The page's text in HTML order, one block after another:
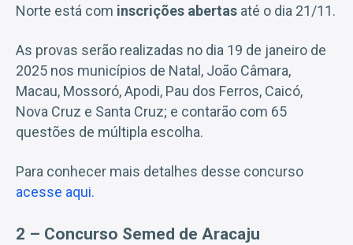
Norte está com inscrições abertas até o dia 21/11.
As provas serão realizadas no dia 19 de janeiro de
2025 nos municípios de Natal, João Câmara,
Macau, Mossoró, Apodi, Pau dos Ferros, Caicó,
Nova Cruz e Santa Cruz; e contarão com 65
questões de múltipla escolha.
Para conhecer mais detalhes desse concurso
acesse aqui.
2 – Concurso Semed de Aracaju